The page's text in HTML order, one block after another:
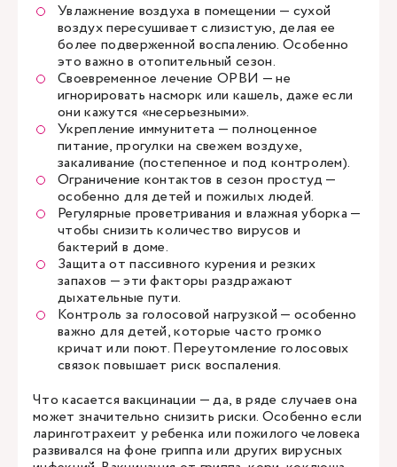
Увлажнение воздуха в помещении — сухой
воздух пересушивает слизистую, делая ее
более подверженной воспалению. Особенно
это важно в отопительный сезон.
Своевременное лечение ОРВИ — не
игнорировать насморк или кашель, даже если
они кажутся «несерьезными».
Укрепление иммунитета — полноценное
питание, прогулки на свежем воздухе,
закаливание (постепенное и под контролем).
Ограничение контактов в сезон простуд —
особенно для детей и пожилых людей.
Регулярные проветривания и влажная уборка —
чтобы снизить количество вирусов и
бактерий в доме.
Защита от пассивного курения и резких
запахов — эти факторы раздражают
дыхательные пути.
Контроль за голосовой нагрузкой — особенно
важно для детей, которые часто громко
кричат или поют. Переутомление голосовых
связок повышает риск воспаления.
Что касается вакцинации — да, в ряде случаев она
может значительно снизить риски. Особенно если
ларинготрахеит у ребенка или пожилого человека
развивался на фоне гриппа или других вирусных